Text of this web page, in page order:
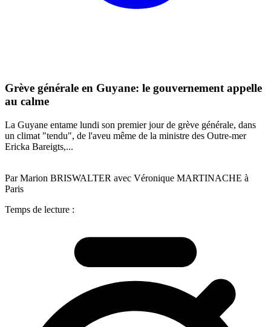
Grève générale en Guyane: le gouvernement appelle
au calme
La Guyane entame lundi son premier jour de grève générale, dans
un climat "tendu", de l'aveu même de la ministre des Outre-mer
Ericka Bareigts,...
Par Marion BRISWALTER avec Véronique MARTINACHE à
Paris
Temps de lecture :